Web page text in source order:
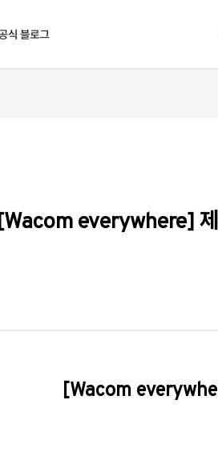
[Wacom everywhere]
[Wacom